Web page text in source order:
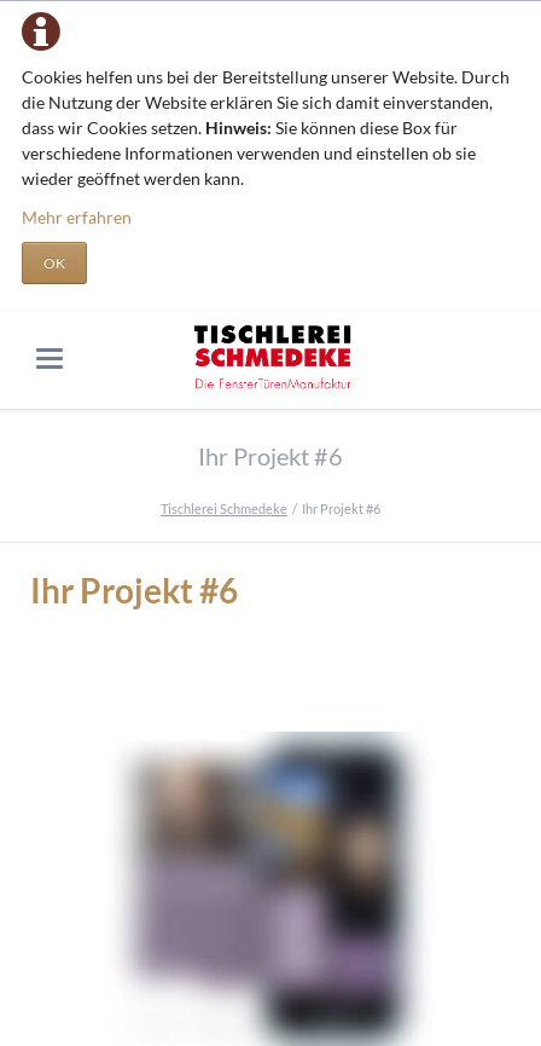
Cookies helfen uns bei der Bereitstellung unserer Website. Durch
die Nutzung der Website erklären Sie sich damit einverstanden,
dass wir Cookies setzen. Hinweis: Sie können diese Box für
verschiedene Informationen verwenden und einstellen ob sie
wieder geöffnet werden kann.
Mehr erfahren
OK
Ihr Projekt #6
Tischlerei Schmedeke Ihr Projekt #6
Ihr Projekt #6